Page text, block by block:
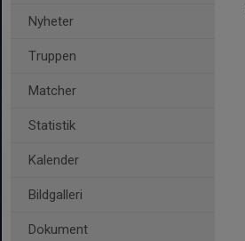
Nyheter
Truppen
Matcher
Statistik
Kalender
Bildgalleri
Dokument